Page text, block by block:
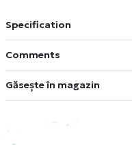
Specification
Comments
Găsește în magazin